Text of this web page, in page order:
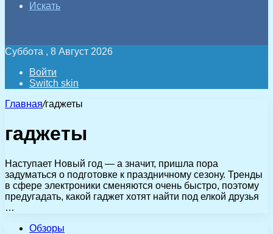
Искать
Суббота , 8 Август 2026
Войти
Switch skin
Главная/гаджеты
гаджеты
Наступает Новый год — а значит, пришла пора
задуматься о подготовке к праздничному сезону. Тренды
в сфере электроники сменяются очень быстро, поэтому
предугадать, какой гаджет хотят найти под елкой друзья
…
Обзоры